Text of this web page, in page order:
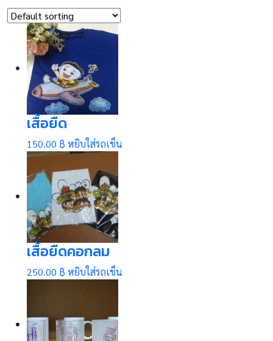
เสื้อยืด
150.00 ฿ หยิบใส่รถเข็น
เสื้อยืดคอกลม
250.00 ฿ หยิบใส่รถเข็น